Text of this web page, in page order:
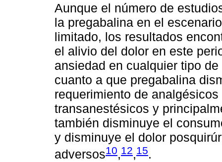
Aunque el número de
la pregabalina en el
limitado, los resultados
el alivio del dolor en este
ansiedad en cualquier tipo
cuanto a que pregabalina
requerimiento de
transanestésicos y
también disminuye el
y disminuye el dolor
adversos10,12,15.